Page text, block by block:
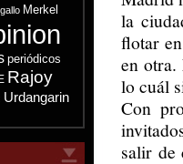
Merkel
periódicos
Rajoy
Urdangarin
la
flotar
en otra.
lo cuál
Con
salir de